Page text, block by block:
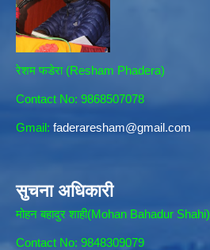
रेशम फडेरा (Resham Phadera)
Contact No: 9868507078
Gmail: faderaresham@gmail.com
सुचना अधिकारी
मोहन बहादुर शाही(Mohan Bahadur Shahi)
Contact No: 9848309079